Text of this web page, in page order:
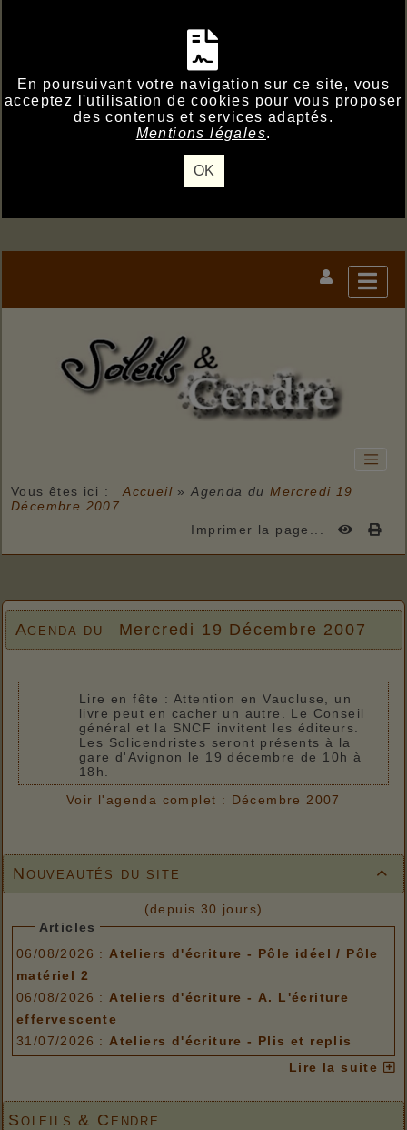
En poursuivant votre navigation sur ce site, vous
acceptez l'utilisation de cookies pour vous proposer
des contenus et services adaptés.
Mentions légales.
OK
Vous êtes ici : Accueil »Agenda duMercredi 19
Décembre 2007
Imprimer la page...

Nouveautés du site
(depuis 30 jours)
Articles
06/08/2026 : Ateliers d'écriture - Pôle idéel / Pôle
matériel 2
06/08/2026 : Ateliers d'écriture - A. L'écriture
effervescente
31/07/2026 : Ateliers d'écriture - Plis et replis
matériel 2
Lire la suite
Soleils & Cendre
Agenda du Mercredi 19 Décembre 2007
Lire en fête : Attention en Vaucluse, un
livre peut en cacher un autre. Le Conseil
général et la SNCF invitent les éditeurs.
Les Solicendristes seront présents à la
gare d'Avignon le 19 décembre de 10h à
18h.
Voir l'agenda complet : Décembre 2007